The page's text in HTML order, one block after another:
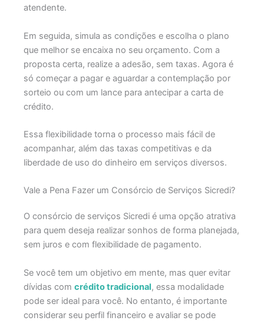
atendente.
Em seguida, simula as condições e escolha o plano
que melhor se encaixa no seu orçamento. Com a
proposta certa, realize a adesão, sem taxas. Agora é
só começar a pagar e aguardar a contemplação por
sorteio ou com um lance para antecipar a carta de
crédito.
Essa flexibilidade torna o processo mais fácil de
acompanhar, além das taxas competitivas e da
liberdade de uso do dinheiro em serviços diversos.
Vale a Pena Fazer um Consórcio de Serviços Sicredi?
O consórcio de serviços Sicredi é uma opção atrativa
para quem deseja realizar sonhos de forma planejada,
sem juros e com flexibilidade de pagamento.
Se você tem um objetivo em mente, mas quer evitar
dívidas com crédito tradicional, essa modalidade
pode ser ideal para você. No entanto, é importante
considerar seu perfil financeiro e avaliar se pode